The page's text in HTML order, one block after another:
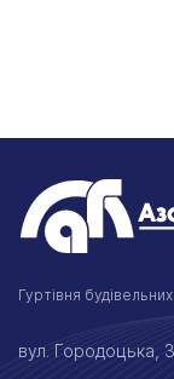
Гуртівня
вул. Городоцька,